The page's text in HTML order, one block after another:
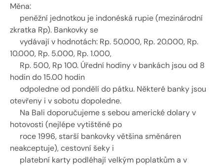
Měna:
peněžní jednotkou je indonéská rupie (mezinárodní
zkratka Rp). Bankovky se
vydávají v hodnotách: Rp. 50.000, Rp. 20.000, Rp.
10.000, Rp. 5.000, Rp. 1.000,
Rp. 500, Rp 100. Úřední hodiny v bankách jsou od 8
hodin do 15.00 hodin
odpoledne od pondělí do pátku. Některé banky jsou
otevřeny i v sobotu dopoledne.
Na Bali doporučujeme s sebou americké dolary v
hotovosti (nejlépe vytištěné po
roce 1996, starší bankovky většina směnáren
neakceptuje), cestovní šeky i
platební karty podléhají velkým poplatkům a v